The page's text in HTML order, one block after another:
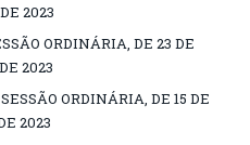
2023
ORDINÁRIA, DE 23 DE
2023
ORDINÁRIA, DE 15 DE
2023